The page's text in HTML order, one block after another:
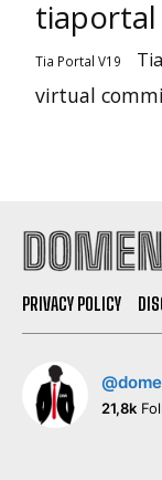
tiaportal
Tia Portal V19
virtual
PRIVACY POLICY
21,8k